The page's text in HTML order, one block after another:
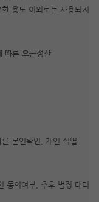
용도 이외로는 사용되지
따른 요금정산
본인확인, 개인 식별
동의여부, 추후 법정 대리